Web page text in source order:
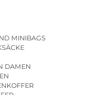
MINIBAGS
DAMEN